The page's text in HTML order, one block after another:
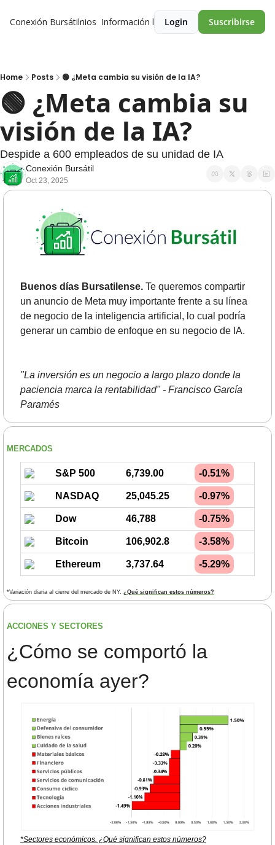
Conexión BursátilPremios Información legalLogin Suscribirse
Home Posts 🟢 ¿Meta cambia su visión de la IA?
🟢 ¿Meta cambia su
visión de la IA?
Despide a 600 empleados de su unidad de IA
Conexión Bursátil
Oct 23, 2025
Buenos días Bursatilense. Te queremos compartir
un anuncio de Meta muy importante frente a su línea
de negocio de la inteligencia artificial, lo cual podría
generar un cambio de enfoque en su negocio de IA.
"La inversión es un negocio a largo plazo donde la
paciencia marca la rentabilidad" - Francisco García
Paramés
MERCADOS
S&P 500 6,739.00 -0.51%
NASDAQ 25,045.25 -0.97%
Dow 46,788 -0.75%
Bitcoin 106,902.8 -3.58%
Ethereum 3,737.64 -5.29%
*Variación diaria al cierre del mercado de NY. ¿Qué significan estos números?
ACCIONES Y SECTORES
¿Cómo se comportó la
economía ayer?
*Sectores económicos. ¿Qué significan estos números?